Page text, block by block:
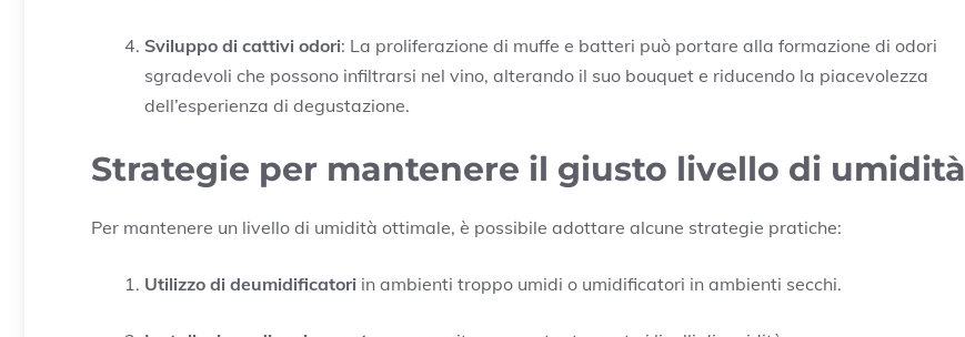
Sviluppo di cattivi odori: La proliferazione di muffe e batteri può portare alla formazione di odori
sgradevoli che possono infiltrarsi nel vino, alterando il suo bouquet e riducendo la piacevolezza
dell’esperienza di degustazione.
Strategie per mantenere il giusto livello di umidità
Per mantenere un livello di umidità ottimale, è possibile adottare alcune strategie pratiche:
Utilizzo di deumidificatori in ambienti troppo umidi o umidificatori in ambienti secchi.